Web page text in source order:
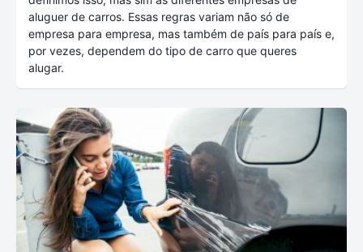
aluguer de carros. Essas regras variam não só de
empresa para empresa, mas também de país para país e,
por vezes, dependem do tipo de carro que queres
alugar.